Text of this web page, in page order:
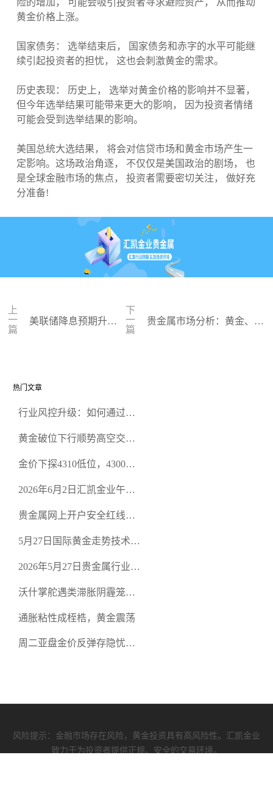
险的增加， 可能会吸引投资者寻求避险资产， 从而推动
黄金价格上涨。
国家债务： 选举结束后， 国家债务和赤字的水平可能继
续引起投资者的担忧， 这也会刺激黄金的需求。
历史表现： 历史上， 选举对黄金价格的影响并不显著，
但今年选举结果可能带来更大的影响， 因为投资者情绪
可能会受到选举结果的影响。
美国总统大选结果， 将会对信贷市场和黄金市场产生一
定影响。这场政治角逐， 不仅仅是美国政治的剧场， 也
是全球金融市场的焦点， 投资者需要密切关注， 做好充
分准备!
上
一
篇
美联储降息预期升
下
一
篇
贵金属市场分析：黄金、白
热门文章
行业风控升级：如何通过正
规黄金开户交易平台？
黄金破位下行顺势高空交易
金价下探4310低位，4300关
2026年6月2日汇凯金业午盘
空头清算算法如何布防？
贵金属网上开户安全红线：
恶意洗盘陷阱
5月27日国际黄金走势技术盘
规黄金平台全方位行情解析
2026年5月27日贵金属行业新
正规贵金属开户平台迎开户
热潮
沃什掌舵遇类滞胀阴霾笼
通胀粘性成桎梏，黄金震荡
周二亚盘金价反弹存隐忧，
风险提示：金融市场存在风险，黄金投资具有高风险性。汇凯金业
致力于为投资者提供正规、安全的交易环境。